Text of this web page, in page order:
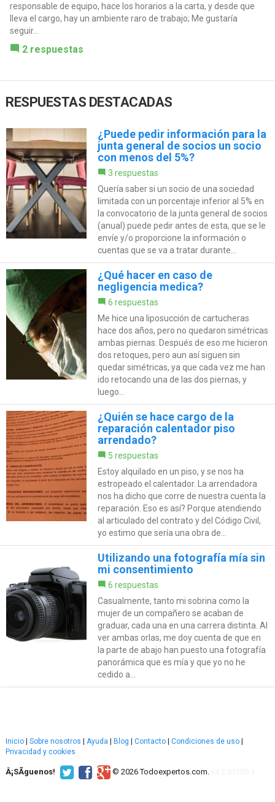
responsable de equipo, hace los horarios a la carta, y desde que
lleva el cargo, hay un ambiente raro de trabajo; Me gustaría
seguir...
2 respuestas
RESPUESTAS DESTACADAS
¿Puede pedir información para la
junta general de socios un socio
con menos del 5%?
3 respuestas
Quería saber si un socio de una sociedad
limitada con un porcentaje inferior al 5% en
la convocatorio de la junta general de socios
(anual) puede pedir antes de esta, que se le
envíe y/o proporcione la información o
cuentas que se va a tratar durante...
¿Qué hacer en caso de
negligencia medica?
6 respuestas
Me hice una liposucción de cartucheras
hace dos años, pero no quedaron simétricas
ambas piernas. Después de eso me hicieron
dos retoques, pero aun así siguen sin
quedar simétricas, ya que cada vez me han
ido retocando una de las dos piernas, y
luego...
¿Quién se hace cargo de la
reparación calentador piso
arrendado?
5 respuestas
Estoy alquilado en un piso, y se nos ha
estropeado el calentador. La arrendadora
nos ha dicho que corre de nuestra cuenta la
reparación. Eso es así? Porque atendiendo
al articulado del contrato y del Código Civil,
yo estimo que sería una obra de...
Utilizando una fotografía mía sin
mi consentimiento
6 respuestas
Casualmente, tanto mi sobrina como la
mujer de un compañero se acaban de
graduar, cada una en una carrera distinta. Al
ver ambas orlas, me doy cuenta de que en
la parte de abajo han puesto una fotografía
panorámica que es mía y que yo no he
cedido a...
Inicio | Sobre nosotros | Ayuda | Blog | Contacto | Condiciones de uso |
Privacidad y cookies
Â¡SÃ­guenos! © 2026 Todoexpertos.com.